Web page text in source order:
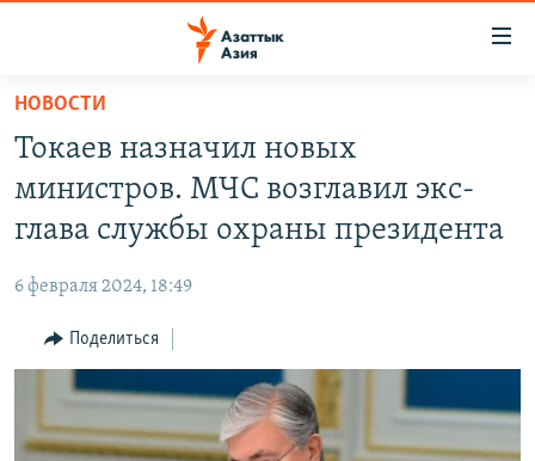
Вернуться
основному
содержанию
главной
навигации
Вернутся
ТАДЖИКИСТАН
ВОЙНА В УКРАИНЕ
ҚАЗАҚША
КЫРГЫЗЧА
ЎЗБЕКЧА
ТОҶИКӢ
Все сайты РСЕ/РС
НОВОСТИ
Токаев назначил новых
министров. МЧС возглавил экс-
глава службы охраны президента
6 февраля 2024, 18:49
Поделиться